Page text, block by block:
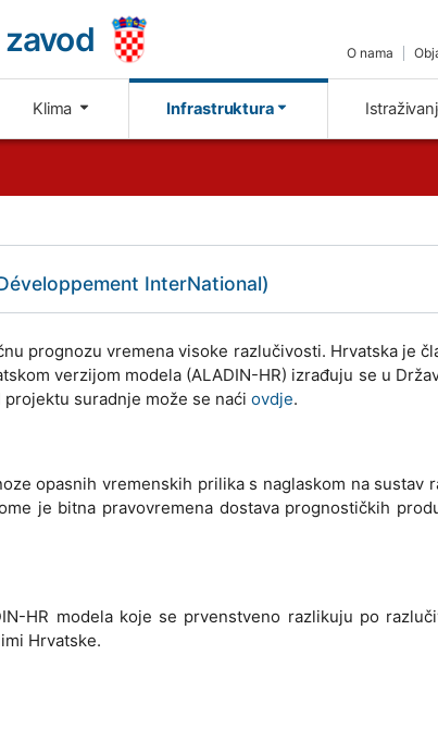
O nama
Klima Infrastruktura
InterNational)
prognozu vremena visoke razlučivosti. Hrvatska je
verzijom modela (ALADIN-HR) izrađuju se u
suradnje može se naći ovdje.
opasnih vremenskih prilika s naglaskom na sustav
je bitna pravovremena dostava prognostičkih
HR modela koje se prvenstveno razlikuju po
Hrvatske.